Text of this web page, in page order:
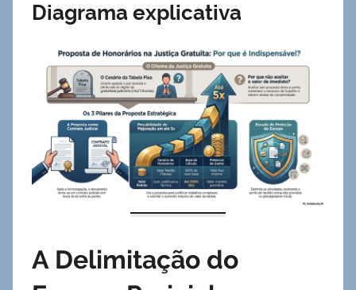
Diagrama explicativa
A Delimitação do